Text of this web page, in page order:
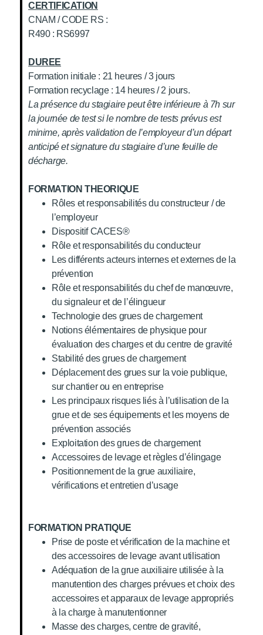
CERTIFICATION
CNAM / CODE RS :
R490 : RS6997
DUREE
Formation initiale : 21 heures / 3 jours
Formation recyclage : 14 heures / 2 jours.
La présence du stagiaire peut être inférieure à 7h sur
la journée de test si le nombre de tests prévus est
minime, après validation de l’employeur d’un départ
anticipé et signature du stagiaire d’une feuille de
décharge.
FORMATION THEORIQUE
Rôles et responsabilités du constructeur / de
l’employeur
Dispositif CACES®
Rôle et responsabilités du conducteur
Les différents acteurs internes et externes de la
prévention
Rôle et responsabilités du chef de manœuvre,
du signaleur et de l’élingueur
Technologie des grues de chargement
Notions élémentaires de physique pour
évaluation des charges et du centre de gravité
Stabilité des grues de chargement
Déplacement des grues sur la voie publique,
sur chantier ou en entreprise
Les principaux risques liés à l’utilisation de la
grue et de ses équipements et les moyens de
prévention associés
Exploitation des grues de chargement
Accessoires de levage et règles d’élingage
Positionnement de la grue auxiliaire,
vérifications et entretien d’usage
FORMATION PRATIQUE
Prise de poste et vérification de la machine et
des accessoires de levage avant utilisation
Adéquation de la grue auxiliaire utilisée à la
manutention des charges prévues et choix des
accessoires et apparaux de levage appropriés
à la charge à manutentionner
Masse des charges, centre de gravité,